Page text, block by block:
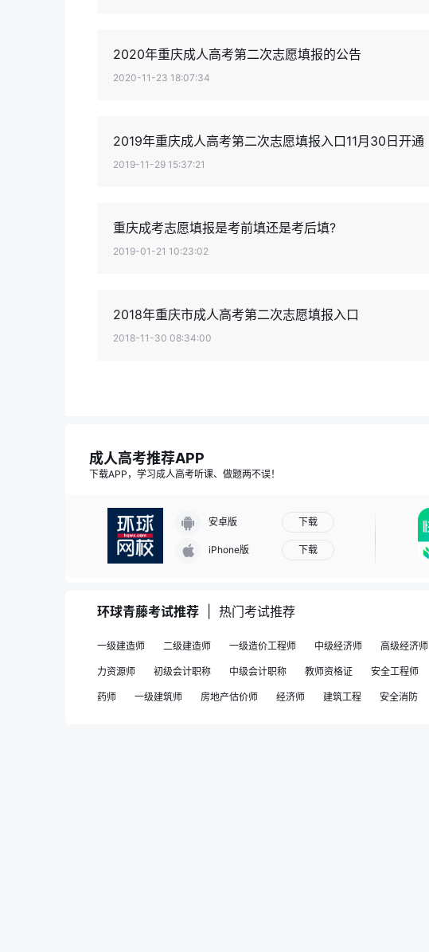
2020年重庆成人高考第二次志愿填报的公告
2020-11-23 18:07:34
2019年重庆成人高考第二次志愿填报入口11月30日开通
2019-11-29 15:37:21
重庆成考志愿填报是考前填还是考后填?
2019-01-21 10:23:02
2018年重庆市成人高考第二次志愿填报入口
2018-11-30 08:34:00
成人高考推荐APP
下载APP，学习成人高考听课、做题两不误！
安卓版 下载
iPhone版 下载
环球青藤考试推荐 热门考试推荐
一级建造师 二级建造师 一级造价工程师 中级经济师 高级经济师
力资源师 初级会计职称 中级会计职称 教师资格证 安全工程师
药师 一级建筑师 房地产估价师 经济师 建筑工程 安全消防